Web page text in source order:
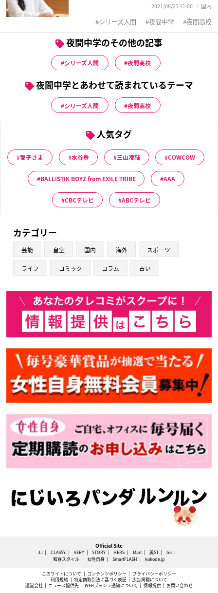
2021/08/23 11:00 国内
シリーズ人間 夜間中学 夜間高校
夜間中学のその他の記事
シリーズ人間 夜間高校
夜間中学とあわせて読まれているテーマ
シリーズ人間 夜間高校
人気タグ
愛子さま 水谷豊 三山凌輝 COWCOW
BALLISTIK BOYZ from EXILE TRIBE AAA
CBCテレビ ABCテレビ
カテゴリー
芸能 皇室 国内 海外 スポーツ
ライフ コミック コラム 占い
Official Site
JJ CLASSY. VERY STORY HERS Mart 美ST
bis
和食スタイル
女性自身 SmartFLASH kokode.jp
このサイトについて コンテンツポリシー
プライバシーポリシー
利用規約
特定商取引法に基づく表記
広告掲載について
運営会社
ニュース提供先 WEBプッシュ通知について 情報提供 お問い合わせ